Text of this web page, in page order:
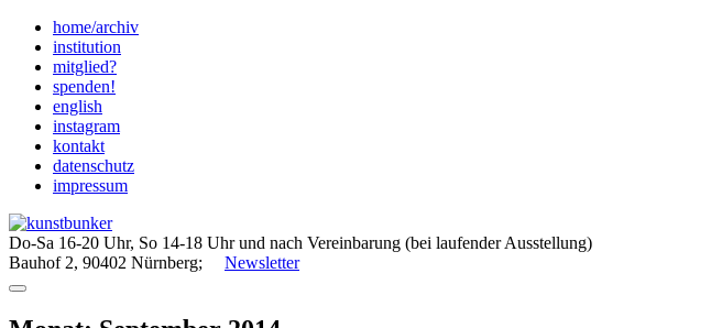
Skip
content
home/archiv
institution
mitglied?
spenden!
english
instagram
kontakt
datenschutz
impressum
Do-Sa 16-20 Uhr, So 14-18 Uhr und nach Vereinbarung (bei laufender Ausstellung)
Bauhof 2, 90402 Nürnberg; Newsletter